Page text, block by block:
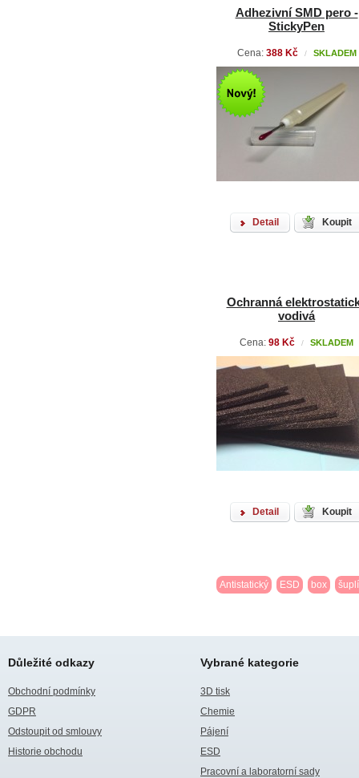
Adhezivní SMD pero -
StickyPen
Cena: 388 Kč / SKLADEM
Detail Koupit
Ochranná
vodivá
Cena: 98 Kč / SKLADEM
Detail Koupit
Antistatický ESD box
Důležité odkazy
Obchodní podmínky
GDPR
Odstoupit od smlouvy
Historie obchodu
Vybrané kategorie
3D tisk
Chemie
Pájení
ESD
Pracovní a laboratorní sady